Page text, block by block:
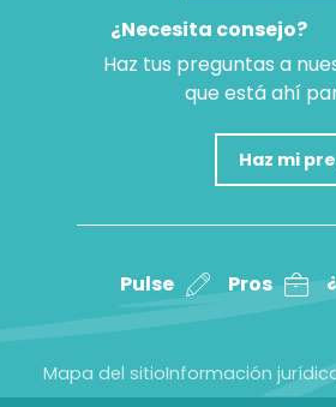
¿Necesita consejo?
Haz tus preguntas a
que está ahí
Haz mi
Pulse Pros
Mapa del sitioInformación